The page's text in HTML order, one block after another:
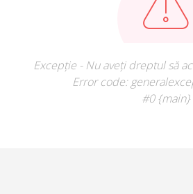
Excepție - Nu aveți dreptul să
Error code:
#0 {main}